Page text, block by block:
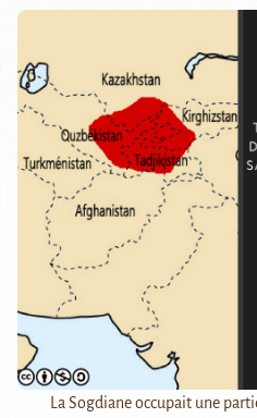
La Sogdiane occupait une